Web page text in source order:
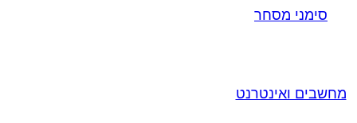
סימני מסחר
מחשבים ואינטרנט